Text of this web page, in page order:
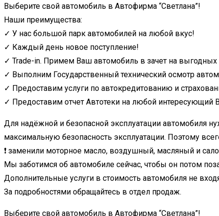
Выберите свой автомобиль в Автофирма “Светлана”!
Наши преимущества:
✓ У нас большой парк автомобилей на любой вкус!
✓ Каждый день новое поступление!
✓ Trade-in. Примем Ваш автомобиль в зачет на выгодных
✓ Выполним Государственный технический осмотр
✓ Предоставим услуги по автокредитованию и
✓ Предоставим отчет Автотеки на любой интересующий
Для надёжной и безопасной эксплуатации автомобиля
максимальную безопасность эксплуатации. Поэтому
❗️ заменили моторное масло, воздушный, масляный и
Мы заботимся об автомобиле сейчас, чтобы он потом
Дополнительные услуги в стоимость автомобиля не
За подробностями обращайтесь в отдел продаж.
Выберите свой автомобиль в Автофирма “Светлана”!